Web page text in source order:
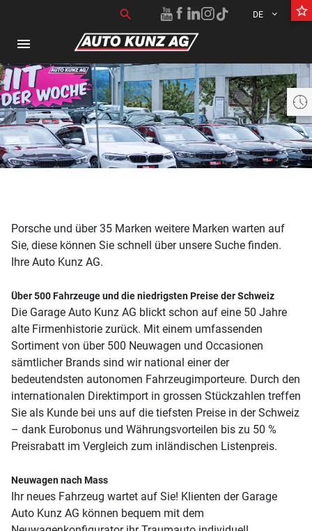
Heute offen 07:30 bis 18:30 Uhr
menu
Suchen nach:
search DE star_border
Porsche und über 35 Marken weitere Marken warten auf
Sie, diese können Sie schnell über unsere Suche finden.
Ihre Auto Kunz AG.
Über 500 Fahrzeuge und die niedrigsten Preise der Schweiz
Die Garage Auto Kunz AG blickt schon auf eine 50 Jahre
alte Firmenhistorie zurück. Mit einem umfassenden
Sortiment von über 500 Neuwagen und Occasionen
sämtlicher Brands sind wir national einer der
bedeutendsten autonomen Fahrzeugimporteure. Durch den
internationalen Direktimport in grossen Stückzahlen treffen
Sie als Kunde bei uns auf die tiefsten Preise in der Schweiz
– dank Eurobonus und Währungsvorteilen bis zu 50 %
Preisrabatt im Vergleich zum inländischen Listenpreis.
Neuwagen nach Mass
Ihr neues Fahrzeug wartet auf Sie! Klienten der Garage
Auto Kunz AG können bequem mit dem